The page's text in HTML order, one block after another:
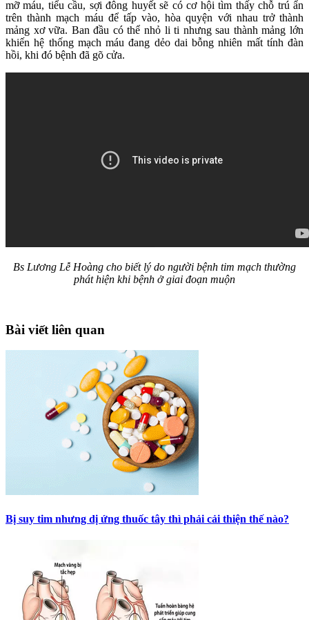
mỡ máu, tiểu cầu, sợi đông huyết sẽ có cơ hội tìm thấy chỗ trú ẩn
trên thành mạch máu để tấp vào, hòa quyện với nhau trở thành
mảng xơ vữa. Ban đầu có thể nhỏ li ti nhưng sau thành mảng lớn
khiến hệ thống mạch máu đang dẻo dai bỗng nhiên mất tính đàn
hồi, khi đó bệnh đã gõ cửa.
Bs Lương Lễ Hoàng cho biết lý do người bệnh tim mạch thường
phát hiện khi bệnh ở giai đoạn muộn
Bài viết liên quan
Bị suy tim nhưng dị ứng thuốc tây thì phải cải thiện thế nào?